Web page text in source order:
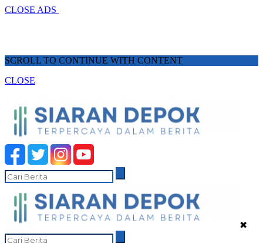
CLOSE ADS
SCROLL TO CONTINUE WITH CONTENT
CLOSE
✖